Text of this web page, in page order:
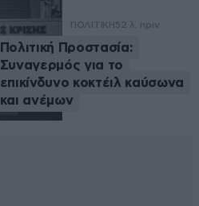
ΠΟΛΙΤΙΚΗ52 λ. πριν
Πολιτική Προστασία:
Συναγερμός για το
επικίνδυνο κοκτέιλ καύσωνα
και ανέμων